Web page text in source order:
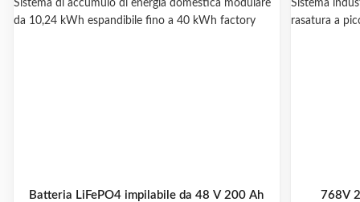
Batteria LiFePO4 impilabile da 48 V 200 Ah
768V